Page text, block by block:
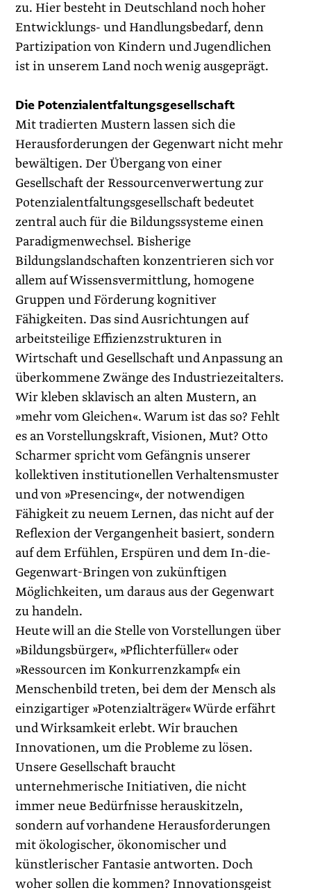
zu. Hier besteht in Deutschland noch hoher
Entwicklungs- und Handlungsbedarf, denn
Partizipation von Kindern und Jugendlichen
ist in unserem Land noch wenig ausgeprägt.
Die Potenzialentfaltungsgesellschaft
Mit tradierten Mustern lassen sich die
Herausforderungen der Gegenwart nicht mehr
bewältigen. Der Übergang von einer
Gesellschaft der Ressourcenverwertung zur
Potenzialentfaltungsgesellschaft bedeutet
zentral auch für die Bildungssysteme einen
Paradigmenwechsel. Bisherige
Bildungslandschaften konzentrieren sich vor
allem auf Wissensvermittlung, homogene
Gruppen und Förderung kognitiver
Fähigkeiten. Das sind Ausrichtungen auf
arbeitsteilige Effizienzstrukturen in
Wirtschaft und Gesellschaft und Anpassung an
überkommene Zwänge des Industriezeitalters.
Wir kleben sklavisch an alten Mustern, an
»mehr vom Gleichen«. Warum ist das so? Fehlt
es an Vorstellungskraft, Visionen, Mut? Otto
Scharmer spricht vom Gefängnis unserer
kollektiven institutionellen Verhaltensmuster
und von »Presencing«, der notwendigen
Fähigkeit zu neuem Lernen, das nicht auf der
Reflexion der Vergangenheit basiert, sondern
auf dem Erfühlen, Erspüren und dem In-die-
Gegenwart-Bringen von zukünftigen
Möglichkeiten, um daraus aus der Gegenwart
zu handeln.
Heute will an die Stelle von Vorstellungen über
»Bildungsbürger«, »Pflichterfüller« oder
»Ressourcen im Konkurrenzkampf« ein
Menschenbild treten, bei dem der Mensch als
einzigartiger »Potenzialträger« Würde erfährt
und Wirksamkeit erlebt. Wir brauchen
Innovationen, um die Probleme zu lösen.
Unsere Gesellschaft braucht
unternehmerische Initiativen, die nicht
immer neue Bedürfnisse herauskitzeln,
sondern auf vorhandene Herausforderungen
mit ökologischer, ökonomischer und
künstlerischer Fantasie antworten. Doch
woher sollen die kommen? Innovationsgeist